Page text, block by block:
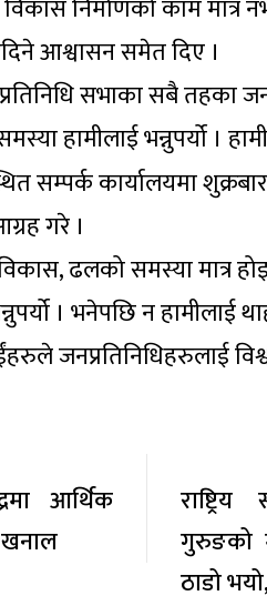
निर्माणको काम
आश्वासन समेत दिए ।
सभाका सबै तहका
हामीलाई भन्नुपर्यो ।
सम्पर्क कार्यालयमा
गरे ।
ढलको समस्या मात्र
। भनेपछि न हामीलाई
जनप्रतिनिधिहरुलाई
आर्थिक
खनाल
गुरुङको
ठाडो भयो,